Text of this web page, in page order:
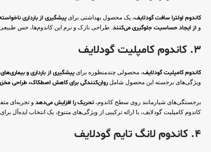
کاندوم اولترا سافت گودلایف، یک محصول بهداشتی برای پیشگیری از بارداری
و از ایجاد حساسیت جلوگیری می‌کنند. طراحی نازک و نرم این کاندوم‌ها، حس طبیعی‌تری را در طول
3. کاندوم کامپلیت گودلایف
کاندوم کامپلیت گودلایف، محصولی چندمنظوره برای پیشگیری از بارداری و
ویژگی‌های برجسته این محصول شامل روان‌کنندگی برای کاهش اصطکاک، طراحی مخزن
برجستگی‌های شیارمانند روی سطح کاندوم، تحریک را افزایش می‌دهد و تجربه‌ای
کاندوم کامپلیت گودلایف، با ارائه ترکیبی از ویژگی‌های متنوع، یک انتخاب
4. کاندوم لانگ تایم گودلایف